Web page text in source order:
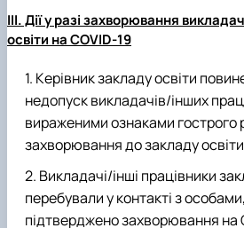
III. Дії у разі захворювання
освіти на COVID-19
Керівник закладу освіти
недопуск викладачів/інших
вираженими ознаками гострого
захворювання до закладу
Викладачі/інші працівники
перебували у контакті з
підтверджено захворювання на